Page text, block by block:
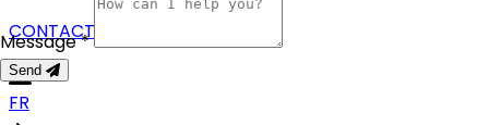
CONTACT
FR
Message *
Send